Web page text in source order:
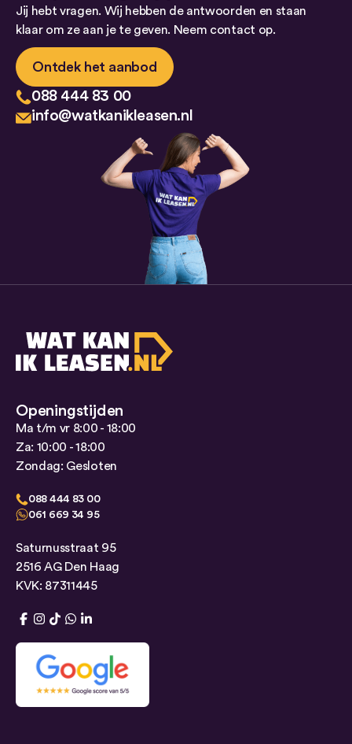
Jij hebt vragen. Wij hebben de antwoorden en staan
klaar om ze aan je te geven. Neem contact op.
Ontdek het aanbod
088 444 83 00
info@watkanikleasen.nl
Openingstijden
Ma t/m vr 8:00 - 18:00
Za: 10:00 - 18:00
Zondag: Gesloten
088 444 83 00
061 669 34 95
Saturnusstraat 95
2516 AG Den Haag
KVK: 87311445